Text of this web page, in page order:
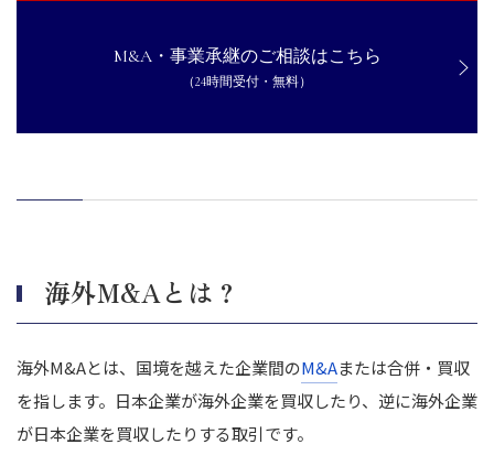
日本企業における海外M&Aの課題
グローバル経営の制度・仕組みの未整備
海外M&Aの事例
日立金属（現プロテリアル）による日立機材（現センクシア）のカ
ーライルへの売却
まとめ｜海外M&Aの課題解決に、M&A仲介会社の支援を貰うこ
とが大切
M&A・事業承継のご相談はこちら
（24時間受付・無料）
海外M&Aとは？
海外M&Aとは、国境を越えた企業間のM&Aまたは合併・買収
を指します。 日本企業が海外企業を買収したり、逆に海外企業
が日本企業を買収したりする取引です。